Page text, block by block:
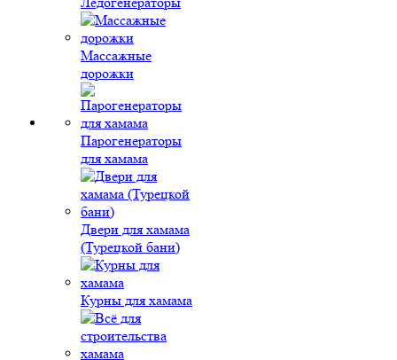
Массажные
дорожки
Парогенераторы
для хамама
Двери для хамама
(Турецкой бани)
Курны для хамама